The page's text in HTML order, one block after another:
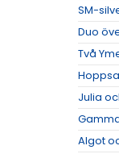
SM-
Duo
Två
Julia
Algot